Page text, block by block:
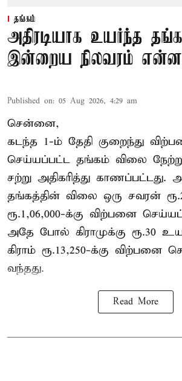
தங்கம்
அதிரடியாக உயர்ந்த
இன்றைய நிலவரம்
Published on: 05 Aug 2026, 4:29 am
சென்னை,
கடந்த 1-ம் தேதி குறைந்து
செய்யப்பட்ட தங்கம் விலை
சற்று அதிகரித்து காணப்பட்டது.
தங்கத்தின் விலை ஒரு சவரன்
ரூ.1,06,000-க்கு விற்பனை
அதே போல் கிராமுக்கு ரூ.30
கிராம் ரூ.13,250-க்கு விற்பனை
வந்தது.
Read More